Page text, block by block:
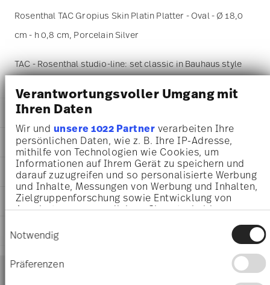
Verantwortungsvoller Umgang mit
Ihren Daten
Wir und unsere 1022 Partnerverarbeiten Ihre
persönlichen Daten, wie z. B. Ihre IP-Adresse,
mithilfe von Technologien wie Cookies, um
Informationen auf Ihrem Gerät zu speichern und
darauf zuzugreifen und so personalisierte Werbung
und Inhalte, Messungen von Werbung und Inhalten,
Zielgruppenforschung sowie Entwicklung von
Angeboten zu ermöglichen. Sie entscheiden
Sie können Ihre Einwilligung jederzeit über die
Cookie-Erklärung oder durch Klicken auf das
Privacy Trigger Symbol ändern oder widerrufen
Notwendig
Präferenzen
Rosenthal TAC Gropius Skin Platin Platter - Oval - Ø 18,0
cm - h 0,8 cm, Porcelain Silver
TAC - Rosenthal studio-line: set classic in Bauhaus style
DETAILS
Rosenthal
TAC
Skin Platin
Porcelain
Skin Platinum
11280-403239-12718
4012434663993
DIMENSIONS
18,00 cm
18,00 cm
12,00 cm
0,80 cm
195 gr
AWARD WINNER
Ständige Sammlung Centre Georges
Year: 1992
CARE AND SAFETY INFORMATION
SHIPPING AND RETURNS
Footer
Services